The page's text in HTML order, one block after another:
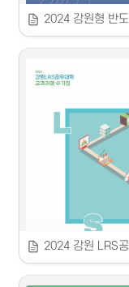
⚪️ 미래를 그리는 몸
패키징 공정실습
2024
강원지역혁신플
2024 강원형 반
2024 강원 LRS